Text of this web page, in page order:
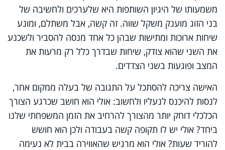
משמעותו של היגיון השותפות היא שלערכים ולחשיבה של
בני הזוג מוענק משקל שווה. זה קשה, אבל משתלם, ומונע
שיחות ארוכות ומתישות שבהן כל אחד מנסה להסביר ולשכנע
את השני שהוא צודק, שיחות שבדרך כלל רק מרעות את
המצב ופוגעות בשני הצדדים.
האישה צריכה להסתכל על התגובה של בעלה ממקום אחר,
לנסות להיכנס לנעליו ולחשוב: אולי הוא חושב שכרגע הצורך
הכלכלי דוחק יותר מהצורך להרחיב את הזמן המשפחתי שלנו
ביחד? אולי יש לו תקופה קשה בעבודה ולכן הוא חושש
להוריד שעות? אולי הוא מרגיש שהאווירה בבית לא נעימה